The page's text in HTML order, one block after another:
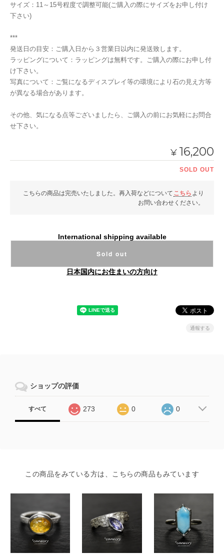
サイズ：11～15号程度で調整可能(ご購入の際にサイズをお申し付け
下さい)
***
発送日の目安：ご購入日から３営業日以内に発送致します。
ラッピングについて：ラッピングは無料です。ご購入の際にお申し付
け下さい。
写真について：ご覧になるディスプレイ等の環境により石の見え方等
が異なる場合があります。
その他、気になる点等ございましたら、ご購入の前にお気軽にお問合
せ下さい。
¥ 16,200
SOLD OUT
こちらの商品は完売いたしました。再入荷などについて こちら より
お問い合わせください。
International shipping available
Sold out
日本国内にお住まいの方向け
通報する
ショップの評価
すべて 273 0 0
この商品をみている方は、こちらの商品もみています